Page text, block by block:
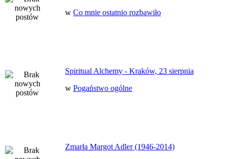
w Co mnie ostatnio rozbawiło
Spiritual Alchemy - Kraków, 23 sierpnia
w Pogaństwo ogólne
Zmarła Margot Adler (1946-2014)